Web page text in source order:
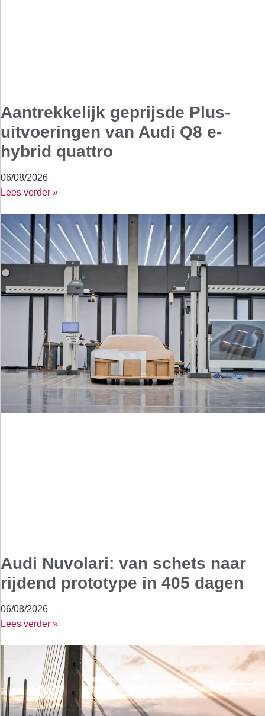
Aantrekkelijk geprijsde Plus-
uitvoeringen van Audi Q8 e-
hybrid quattro
06/08/2026
Lees verder »
Audi Nuvolari: van schets naar
rijdend prototype in 405 dagen
06/08/2026
Lees verder »